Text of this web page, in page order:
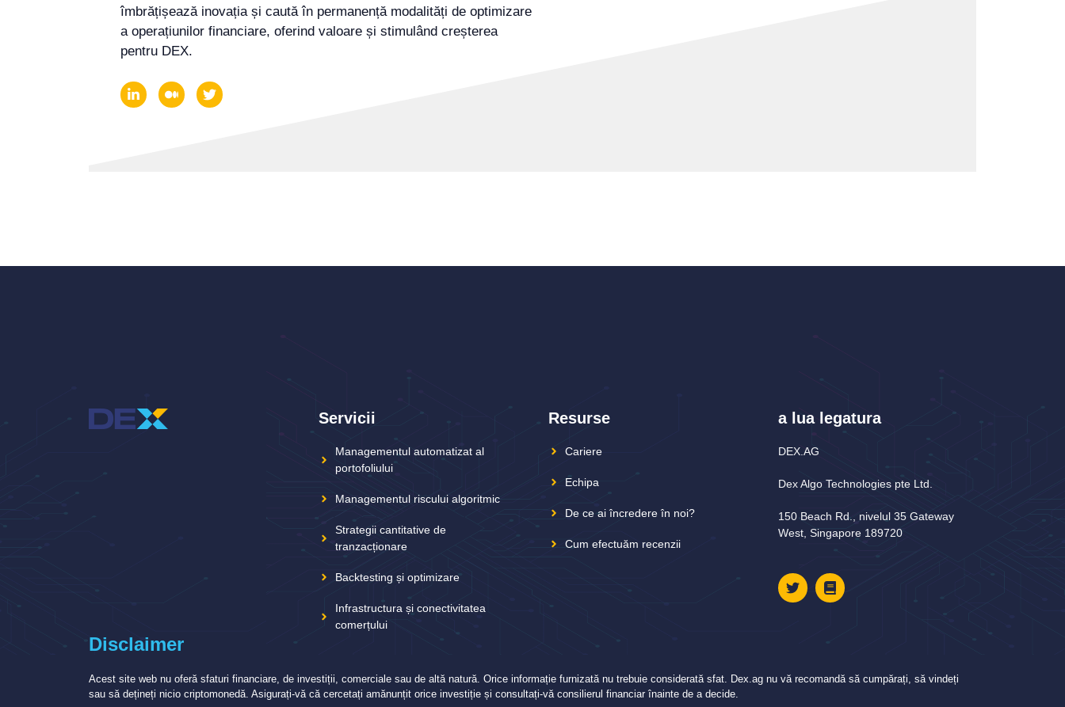
îmbrățișează inovația și caută în permanență modalități de optimizare
a operațiunilor financiare, oferind valoare și stimulând creșterea
pentru DEX.
Servicii
Managementul automatizat al
portofoliului
Managementul riscului algoritmic
Strategii cantitative de
tranzacționare
Backtesting și optimizare
Infrastructura și conectivitatea
comerțului
Resurse
Cariere
Echipa
De ce ai încredere în noi?
Cum efectuăm recenzii
a lua legatura
DEX.AG
Dex Algo Technologies pte Ltd.
150 Beach Rd., nivelul 35 Gateway
West, Singapore 189720
Disclaimer
Acest site web nu oferă sfaturi financiare, de investiții, comerciale sau de altă natură. Orice informație furnizată nu trebuie considerată sfat. Dex.ag nu vă recomandă să cumpărați, să vindeți
sau să dețineți nicio criptomonedă. Asigurați-vă că cercetați amănunțit orice investiție și consultați-vă consilierul financiar înainte de a decide.